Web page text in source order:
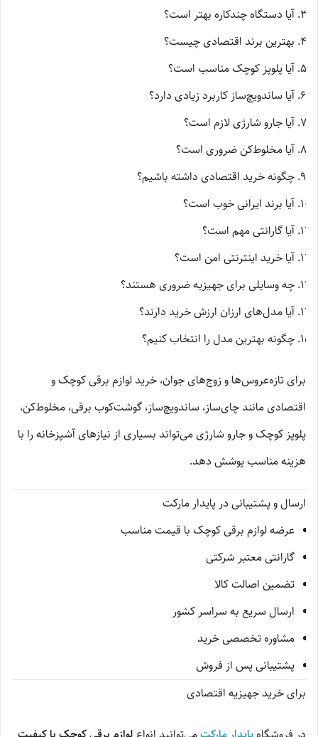
آیا دستگاه چندکاره بهتر است؟
بهترین برند اقتصادی چیست؟
آیا پلوپز کوچک مناسب است؟
آیا ساندویچ‌ساز کاربرد زیادی دارد؟
آیا جارو شارژی لازم است؟
آیا مخلوط‌کن ضروری است؟
چگونه خرید اقتصادی داشته باشیم؟
آیا برند ایرانی خوب است؟
آیا گارانتی مهم است؟
آیا خرید اینترنتی امن است؟
چه وسایلی برای جهیزیه ضروری هستند؟
آیا مدل‌های ارزان ارزش خرید دارند؟
چگونه بهترین مدل را انتخاب کنیم؟
برای تازه‌عروس‌ها و زوج‌های جوان، خرید لوازم برقی کوچک و
اقتصادی مانند چای‌ساز، ساندویچ‌ساز، گوشت‌کوب برقی، مخلوط‌کن،
پلوپز کوچک و جارو شارژی می‌تواند بسیاری از نیازهای آشپزخانه را با
هزینه مناسب پوشش دهد.
ارسال و پشتیبانی در پایدار مارکت
عرضه لوازم برقی کوچک با قیمت مناسب
گارانتی معتبر شرکتی
تضمین اصالت کالا
ارسال سریع به سراسر کشور
مشاوره تخصصی خرید
پشتیبانی پس از فروش
برای خرید جهیزیه اقتصادی